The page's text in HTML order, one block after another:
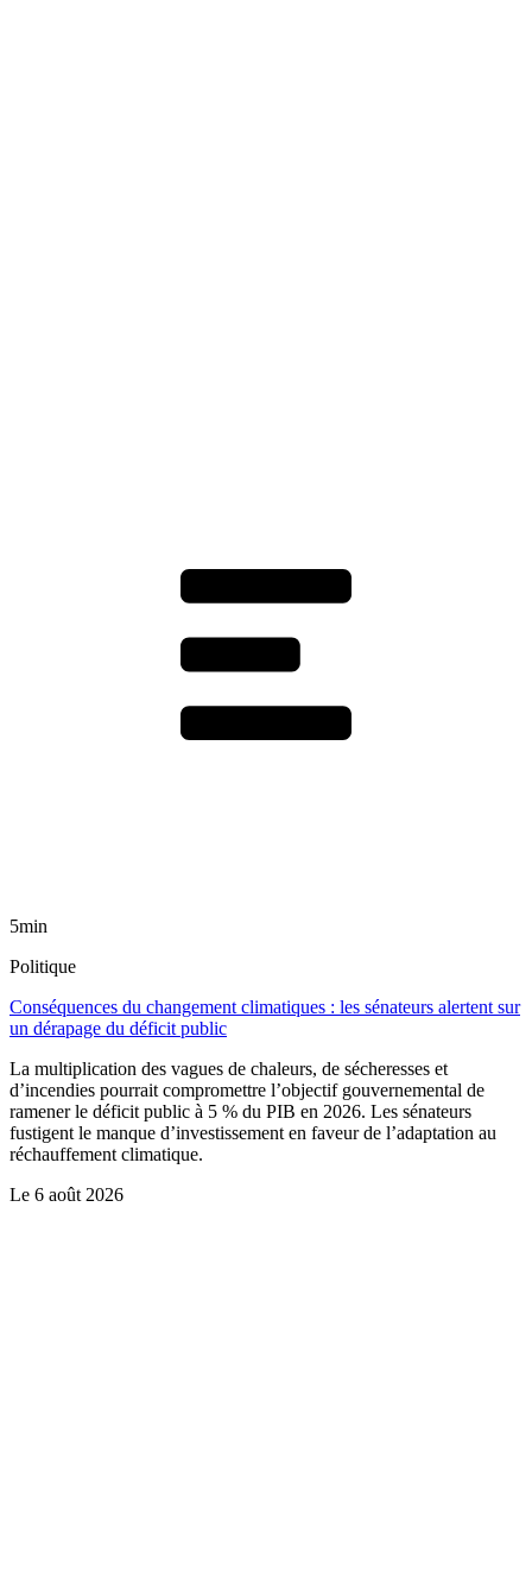
5min
Politique
Conséquences du changement climatiques : les sénateurs alertent sur
un dérapage du déficit public
La multiplication des vagues de chaleurs, de sécheresses et
d’incendies pourrait compromettre l’objectif gouvernemental de
ramener le déficit public à 5 % du PIB en 2026. Les sénateurs
fustigent le manque d’investissement en faveur de l’adaptation au
réchauffement climatique.
Le 6 août 2026